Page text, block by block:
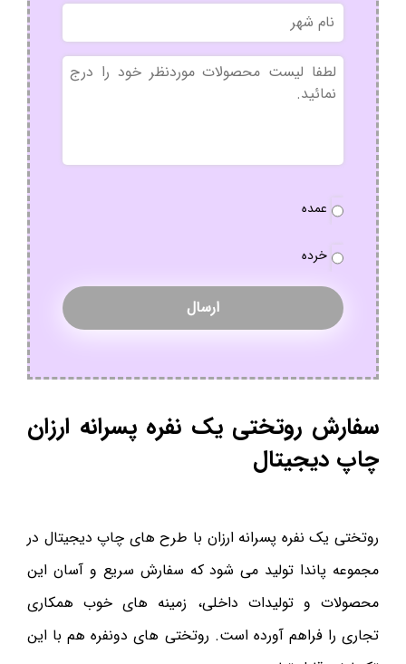
نام
شهر
بدون
عنوان
نوع
عمده
خرده
سفارش روتختی یک نفره پسرانه ارزان
چاپ دیجیتال
روتختی یک نفره پسرانه ارزان با طرح های چاپ دیجیتال در
مجموعه پاندا تولید می شود که سفارش سریع و آسان این
محصولات و تولیدات داخلی، زمینه های خوب همکاری
تجاری را فراهم آورده است. روتختی های دونفره هم با این